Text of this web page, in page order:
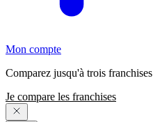
Mon compte
Comparez jusqu'à trois franchises
Je compare les franchises